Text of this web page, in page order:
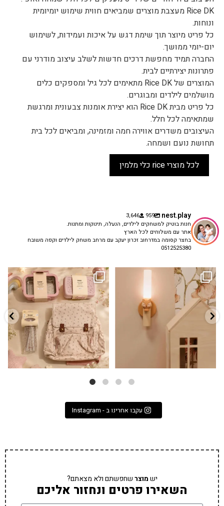
Rice DK מעצבת מוצרים שמביאים חווית שימוש יומיומית
ונוחות.
כל פריט מיוצר תוך שימת דגש על איכות ועמידות, לשימוש
יום-יומי ממושך.
החברה תמיד מחפשת דרכים חדשות לשלב עיצוב מודרני עם
פתרונות יצירתיים לבית.
המוצרים של Rice DK מתאימים לכל גיל ומספקים כלים
מושלמים לילדים ומבוגרים.
כל פריט מבית Rice DK הוא יצירת אומנות צבעונית ומרגשת
שמתאימה לכל חלל.
העיצובים משדרים אווירה חמה ומזמינה, ומביאים לכל בית
תחושת נועם ושמחה.
לכל מוצרי rice כלי מלמין
nest.play
959
3,646
חנות בוטיק למשחקים לילדים, הנעלה, תינוקות ומתנות.
אתר עם משלוחים לכל הארץ
בחצר קסומה במדרחוב זכרון יעקב עם מרחב משחק לילדים וקפה משובח
0512525380
✨ חוזרים למסגרת בסטייל! ✨
הקולקציה החדשה...
9 4
גם פריט עיצובי לחדר, גם מנורת לילה
...
3 0
עקבו אחרינו ב - Instagram
ישמוצרשחפשתם ולא מצאתם?
השאירו פרטים ונחזור אליכם